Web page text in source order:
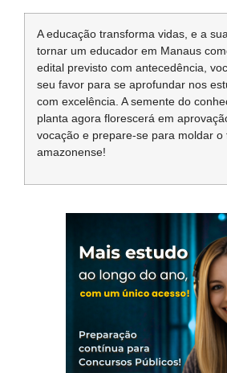
A educação transforma vidas, e a
tornar um educador em Manaus
edital previsto com antecedência,
seu favor para se aprofundar nos
com excelência. A semente do
planta agora florescerá em
vocação e prepare-se para moldar o
amazonense!